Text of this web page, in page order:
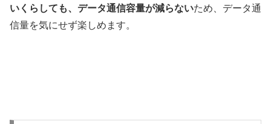
いくらしても、データ通信容量が減らないため、データ通
信量を気にせず楽しめます。